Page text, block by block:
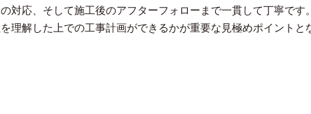
対応、そして施工後のアフターフォローまで一貫して丁寧です。
理解した上での工事計画ができるかが重要な見極めポイントと